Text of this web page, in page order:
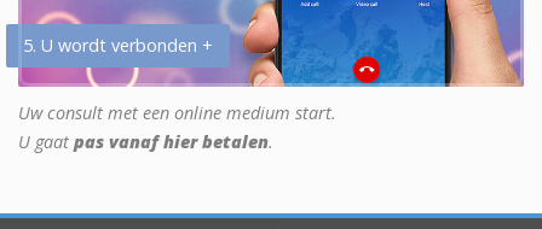
5. U wordt verbonden +
Uw consult met een online medium start.
U gaat pas vanaf hier betalen.